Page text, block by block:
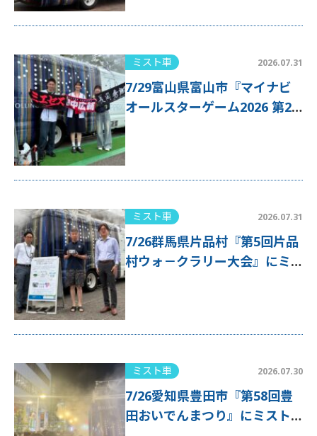
ミスト車 2026.07.31
7/29富山県富山市『マイナビ
オールスターゲーム2026 第2
戦』にミスト車が出動！
ミスト車 2026.07.31
7/26群馬県片品村『第5回片品
村ウォ－クラリー大会』にミ
スト車が出動！
ミスト車 2026.07.30
7/26愛知県豊田市『第58回豊
田おいでんまつり』にミスト